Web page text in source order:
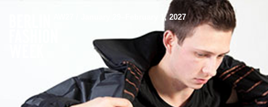
AW27 / January 29–February 1, 2027